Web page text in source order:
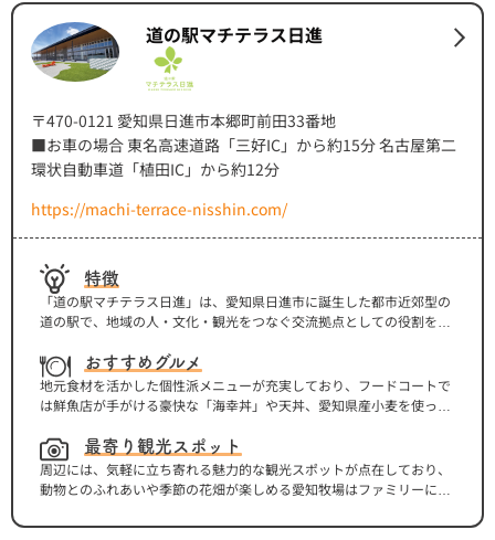
道の駅マチテラス日進
〒470-0121 愛知県日進市本郷町前田33番地
■お車の場合 東名高速道路「三好IC」から約15分 名古屋第二
環状自動車道「植田IC」から約12分
https://machi-terrace-nisshin.com/
特徴
「道の駅マチテラス日進」は、愛知県日進市に誕生した都市近郊型の
道の駅で、地域の人・文化・観光をつなぐ交流拠点としての役割を
や、地元食材を活かしたフードコートに加え、木のぬくもりを感じる
無料のプレイルームなど子育て支援機能も充実しており、多世代が集
い楽しめる空間となっています。また、観光情報の発信やイベント、
にぎわい創出と交流を生み出す“新しい形の道の駅”として位置づけら
れています。
おすすめグルメ
地元食材を活かした個性派メニューが充実しており、フードコートで
は鮮魚店が手がける豪快な「海幸丼」や天丼、愛知県産小麦を使った
シュークリーム、さらには八丁味噌を使ったソフトクリームやジェ
ラートといったスイーツも見逃せません。直売所と連動した“地産地
消”の魅力が詰まっており、軽食からしっかり食事、デザートまで一度
最寄り観光スポット
周辺には、気軽に立ち寄れる魅力的な観光スポットが点在しており、
動物とのふれあいや季節の花畑が楽しめる愛知牧場はファミリーに人
公園では城跡散策や資料館見学ができ、落ち着いた時間を過ごせま